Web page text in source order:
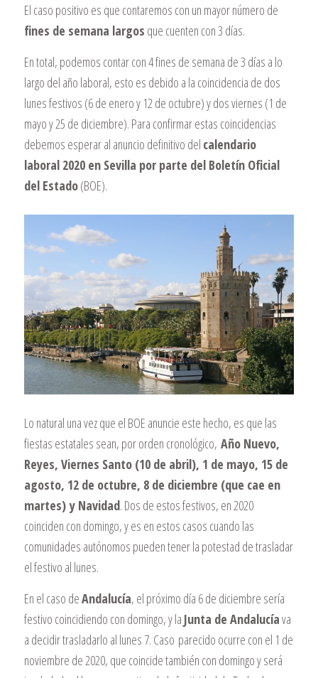
El caso positivo es que contaremos con un mayor número de
fines de semana largos que cuenten con 3 días.
En total, podemos contar con 4 fines de semana de 3 días a lo
largo del año laboral, esto es debido a la coincidencia de dos
lunes festivos (6 de enero y 12 de octubre) y dos viernes (1 de
mayo y 25 de diciembre). Para confirmar estas coincidencias
debemos esperar al anuncio definitivo del calendario
laboral 2020 en Sevilla por parte del Boletín Oficial
del Estado(BOE).
Lo natural una vez que el BOE anuncie este hecho, es que las
fiestas estatales sean, por orden cronológico, Año Nuevo,
Reyes, Viernes Santo (10 de abril), 1 de mayo, 15 de
agosto, 12 de octubre, 8 de diciembre (que cae en
martes) y Navidad. Dos de estos festivos, en 2020
coinciden con domingo, y es en estos casos cuando las
comunidades autónomos pueden tener la potestad de trasladar
el festivo al lunes.
En el caso deAndalucía, el próximo día 6 de diciembre sería
festivo coincidiendo con domingo, y la Junta de Andalucíava
a decidir trasladarlo al lunes 7. Caso parecido ocurre con el 1 de
noviembre de 2020, que coincide también con domingo y será